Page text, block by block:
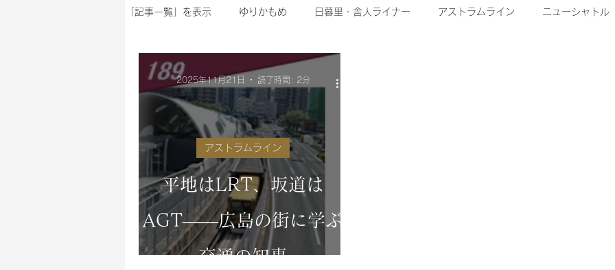
「記事一覧」を表示 ゆりかもめ 日暮里・舎人ライナー アストラムライン ニューシャトル
ニュートラム ユーカリが丘線
他のシステム AGT全般
平地はLRT、坂道は
AGT――広島の街に学ぶ
交通の知恵
アストラムライン
2025年11月21日 読了時間: 2分